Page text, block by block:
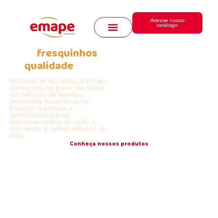
Sustentabilidade
Receitas
Acesse nosso
catálogo
fresquinhos
qualidade
vocêesuafamília
Há mais de 60 anos, a Emape
Alimentos faz parte da rotina
de milhões de famílias
brasileiras, levando ovos
frescos, nutritivos e
selecionados para
supermercados de todo o
Nordeste e outras regiões do
país.
Conheça nossos produtos